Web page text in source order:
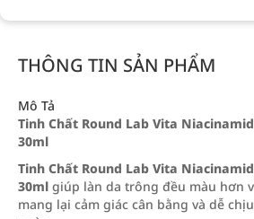
THÔNG TIN SẢN PHẨM
Mô Tả
Tinh Chất Round Lab Vita
30ml
Tinh Chất Round Lab Vita
30ml giúp làn da trông đều màu hơn
mang lại cảm giác cân bằng và dễ